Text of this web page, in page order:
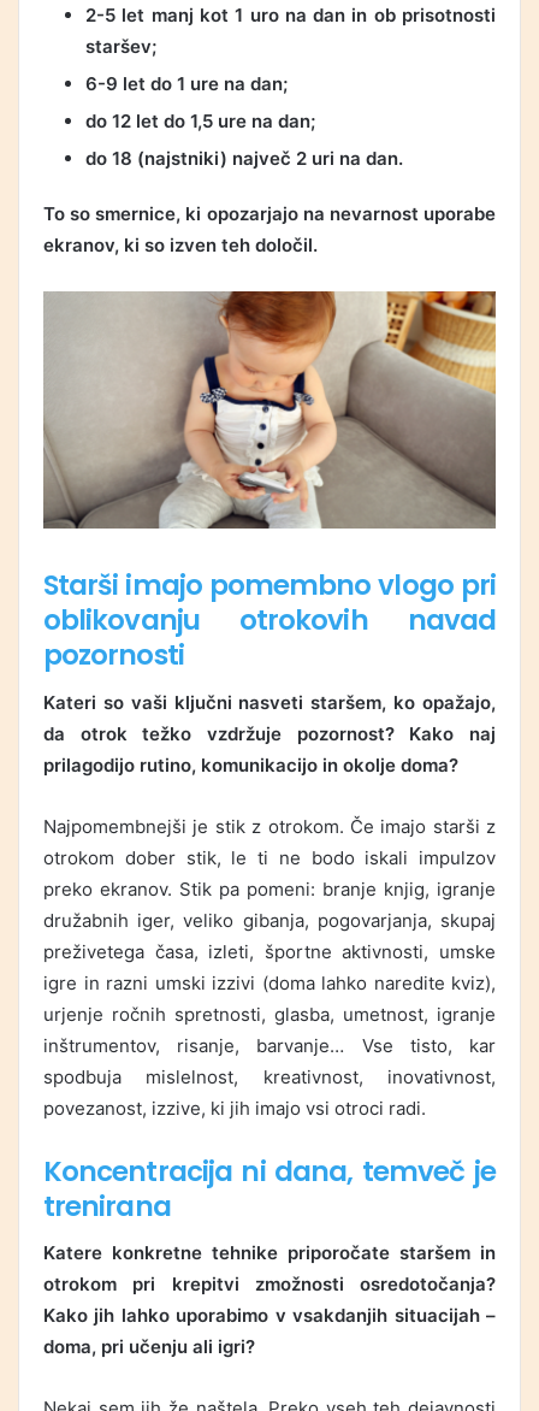
2-5 let manj kot 1 uro na dan in ob prisotnosti
staršev;
6-9 let do 1 ure na dan;
do 12 let do 1,5 ure na dan;
do 18 (najstniki) največ 2 uri na dan.
To so smernice, ki opozarjajo na nevarnost uporabe
ekranov, ki so izven teh določil.
Starši imajo pomembno vlogo pri
oblikovanju otrokovih navad
pozornosti
Kateri so vaši ključni nasveti staršem, ko opažajo,
da otrok težko vzdržuje pozornost? Kako naj
prilagodijo rutino, komunikacijo in okolje doma?
Najpomembnejši je stik z otrokom. Če imajo starši z
otrokom dober stik, le ti ne bodo iskali impulzov
preko ekranov. Stik pa pomeni: branje knjig, igranje
družabnih iger, veliko gibanja, pogovarjanja, skupaj
preživetega časa, izleti, športne aktivnosti, umske
igre in razni umski izzivi (doma lahko naredite kviz),
urjenje ročnih spretnosti, glasba, umetnost, igranje
inštrumentov, risanje, barvanje… Vse tisto, kar
spodbuja mislelnost, kreativnost, inovativnost,
povezanost, izzive, ki jih imajo vsi otroci radi.
Koncentracija ni dana, temveč je
trenirana
Katere konkretne tehnike priporočate staršem in
otrokom pri krepitvi zmožnosti osredotočanja?
Kako jih lahko uporabimo v vsakdanjih situacijah –
doma, pri učenju ali igri?